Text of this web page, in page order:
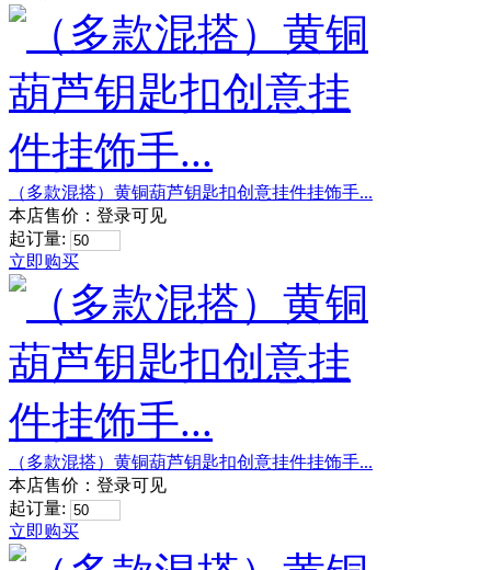
（多款混搭）黄铜葫芦钥匙扣创意挂件挂饰手...
本店售价： 登录可见
起订量:
立即购买
（多款混搭）黄铜葫芦钥匙扣创意挂件挂饰手...
本店售价： 登录可见
起订量:
立即购买